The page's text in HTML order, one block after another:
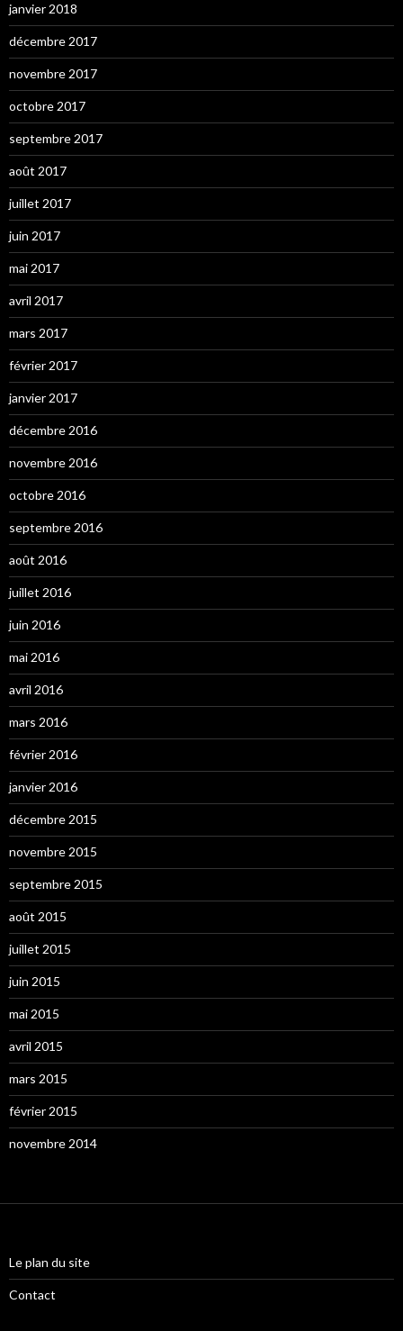
janvier 2018
décembre 2017
novembre 2017
octobre 2017
septembre 2017
août 2017
juillet 2017
juin 2017
mai 2017
avril 2017
mars 2017
février 2017
janvier 2017
décembre 2016
novembre 2016
octobre 2016
septembre 2016
août 2016
juillet 2016
juin 2016
mai 2016
avril 2016
mars 2016
février 2016
janvier 2016
décembre 2015
novembre 2015
septembre 2015
août 2015
juillet 2015
juin 2015
mai 2015
avril 2015
mars 2015
février 2015
novembre 2014
Le plan du site
Contact